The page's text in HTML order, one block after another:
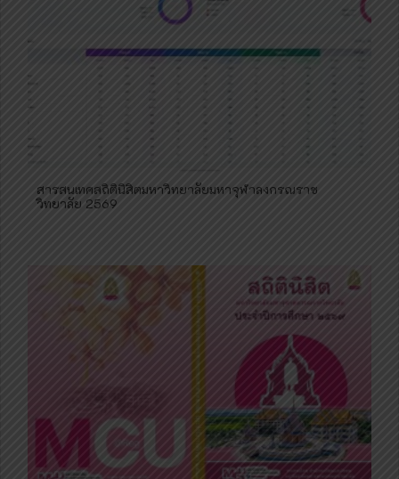
สารสนเทศสถิตินิสิตมหาวิทยาลัยมหาจุฬาลงกรณราช
วิทยาลัย 2569